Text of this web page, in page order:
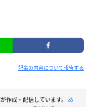
記事の内容について報告する
作成・配信しています。 あ